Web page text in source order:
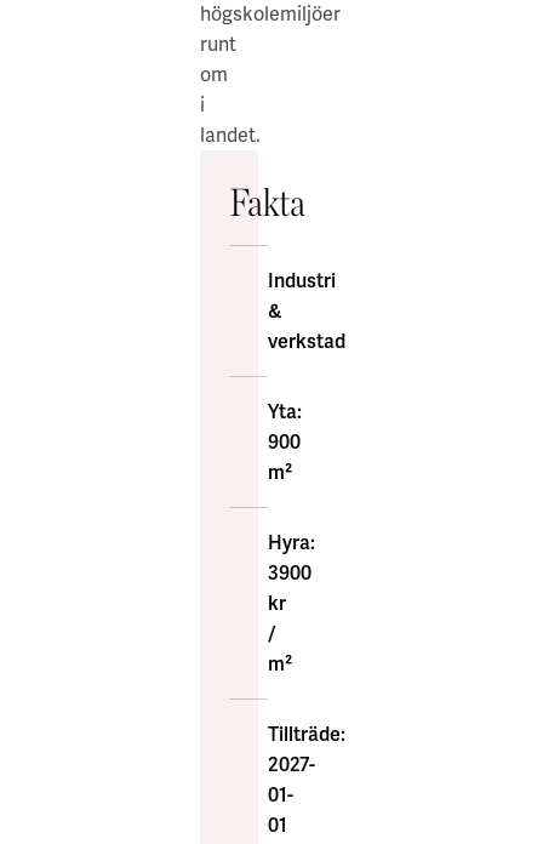
högskolemiljöer
runt
om
i
landet.
Fakta
Industri
&
verkstad
Yta:
900
m²
Hyra:
3900
kr
/
m²
Tillträde:
2027-
01-
01